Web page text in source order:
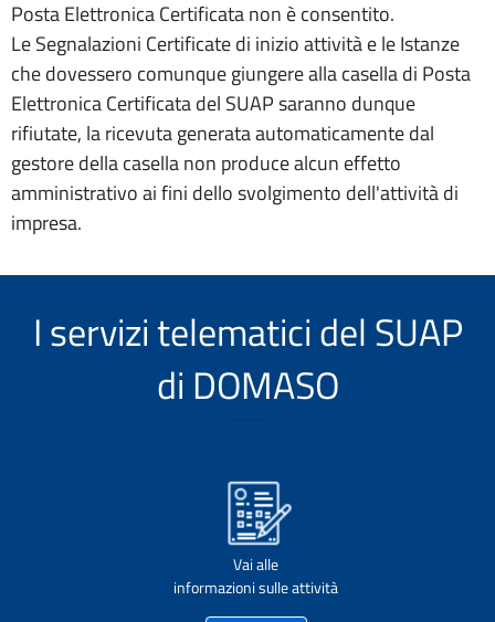
Posta Elettronica Certificata non è consentito.
Le Segnalazioni Certificate di inizio attività e le Istanze
che dovessero comunque giungere alla casella di Posta
Elettronica Certificata del SUAP saranno dunque
rifiutate, la ricevuta generata automaticamente dal
gestore della casella non produce alcun effetto
amministrativo ai fini dello svolgimento dell'attività di
impresa.
I servizi telematici del SUAP
di DOMASO
Vai alle
informazioni sulle attività